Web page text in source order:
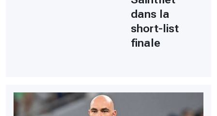
dans la
short-list
finale